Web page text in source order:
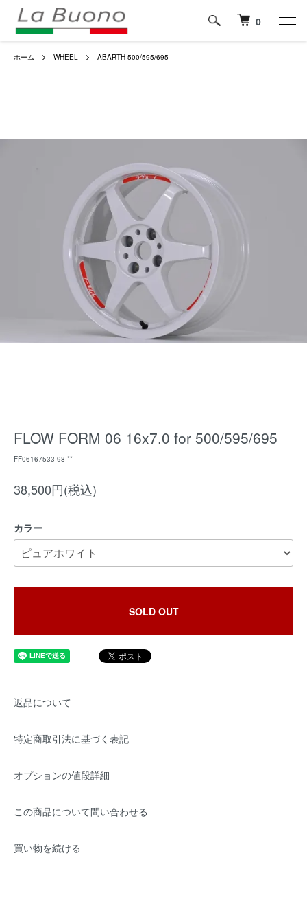
0
ホーム WHEEL ABARTH 500/595/695
FLOW FORM 06 16x7.0 for 500/595/695
FF06167533-98-**
38,500円(税込)
カラー
SOLD OUT
返品について
特定商取引法に基づく表記
オプションの値段詳細
この商品について問い合わせる
買い物を続ける